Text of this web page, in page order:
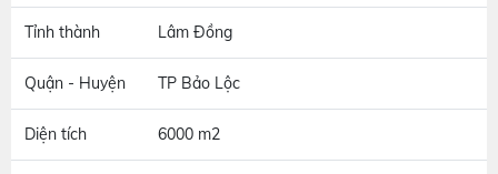
Tỉnh thành Lâm Đồng
Quận - Huyện TP Bảo Lộc
Diện tích 6000 m2